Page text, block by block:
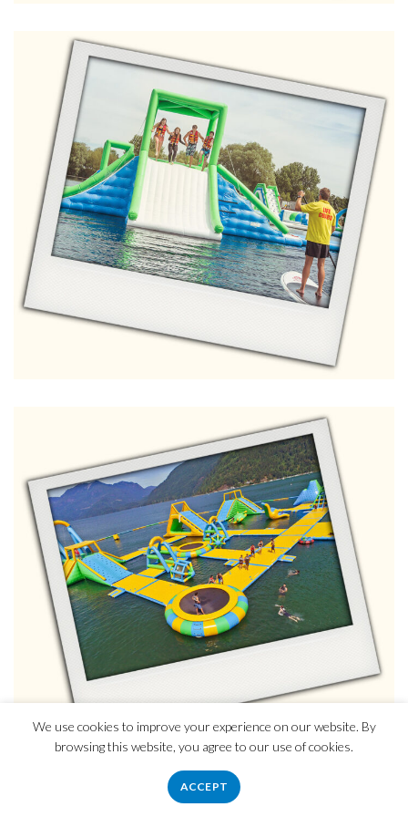
We use cookies to improve your experience on our website. By
browsing this website, you agree to our use of cookies.
ACCEPT